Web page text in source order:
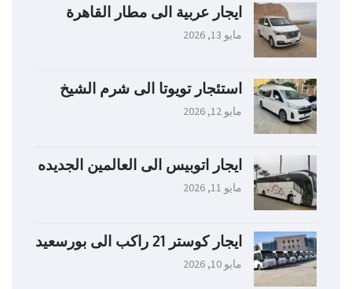
ايجار عربية الى مطار القاهرة
مايو 13, 2026
استئجار تويوتا الى شرم الشيخ
مايو 12, 2026
ايجار اتوبيس الى العالمين الجديده
مايو 11, 2026
ايجار كوستر 21 راكب الى بورسعيد
مايو 10, 2026